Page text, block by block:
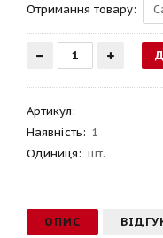
Отримання товару:
Артикул:
Наявність: 1
Одиниця: шт.
ОПИС